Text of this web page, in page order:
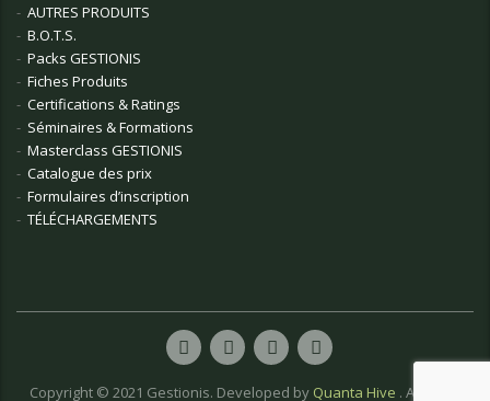
AUTRES PRODUITS
B.O.T.S.
Packs GESTIONIS
Fiches Produits
Certifications & Ratings
Séminaires & Formations
Masterclass GESTIONIS
Catalogue des prix
Formulaires d’inscription
TÉLÉCHARGEMENTS
Copyright © 2021 Gestionis. Developed by Quanta Hive . All rights